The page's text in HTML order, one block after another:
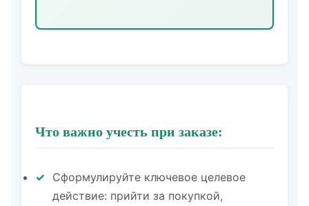
Что важно учесть при заказе:
Сформулируйте ключевое целевое
действие: прийти за покупкой,